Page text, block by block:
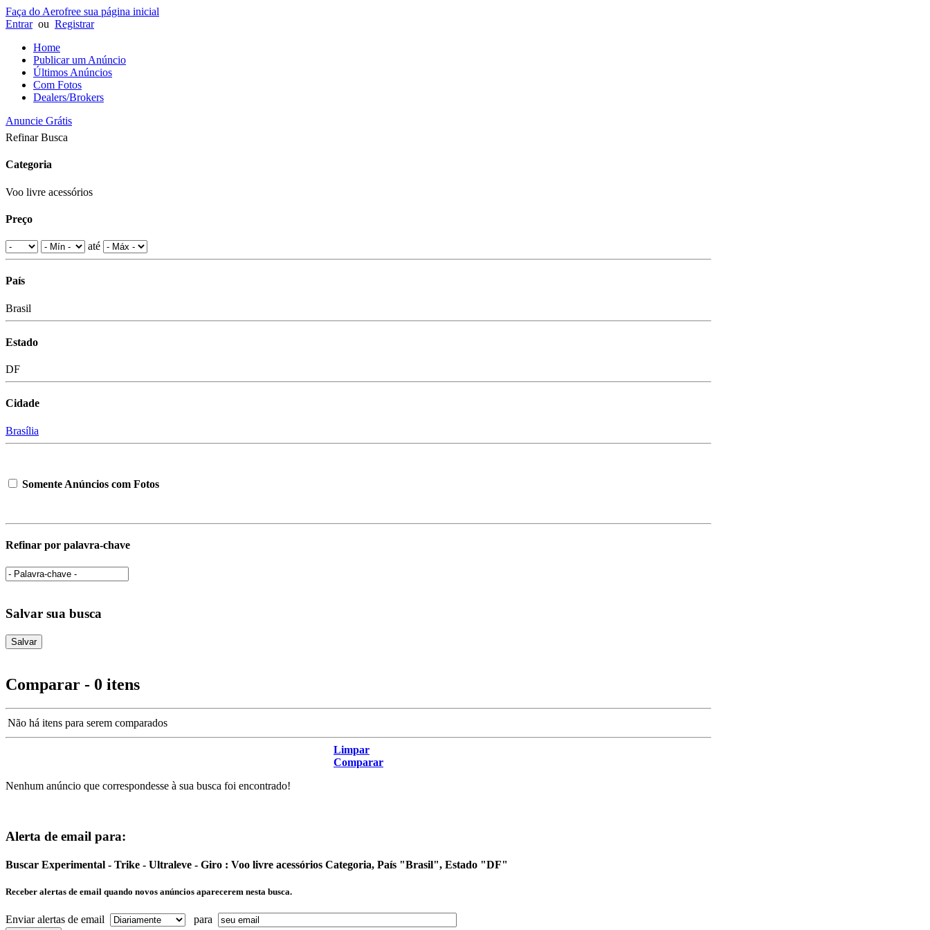
Faça do Aerofree sua página inicial
Entrarou Registrar
Home
Publicar um Anúncio
Últimos Anúncios
Com Fotos
Dealers/Brokers
Anuncie Grátis
Refinar Busca
Categoria
Voo livre acessórios
Preço
até
País
Brasil
Estado
DF
Cidade
Brasília
Somente Anúncios com Fotos
Refinar por palavra-chave
Salvar sua busca
Comparar - 0 itens
Não há itens para serem comparados
Limpar
Comparar
Nenhum anúncio que correspondesse à sua busca foi encontrado!
Alerta de email para:
Buscar Experimental - Trike - Ultraleve - Giro : Voo livre acessórios Categoria, País "Brasil", Estado "DF"
Receber alertas de email quando novos anúncios aparecerem nesta busca.
Enviar alertas de email para